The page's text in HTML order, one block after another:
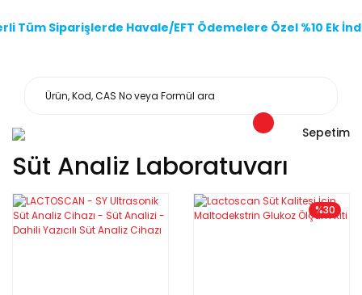
Tüm Siparişlerde Havale/EFT Ödemelere Özel %10 Ek
Sepetim
Süt Analiz Laboratuvarı
%30